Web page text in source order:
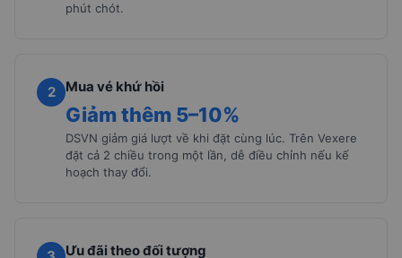
phút chót.
2 Mua vé khứ hồi
Giảm thêm 5–10%
DSVN giảm giá lượt về khi đặt cùng lúc. Trên Vexere
đặt cả 2 chiều trong một lần, dễ điều chỉnh nếu kế
hoạch thay đổi.
Ưu đãi theo đối tượng